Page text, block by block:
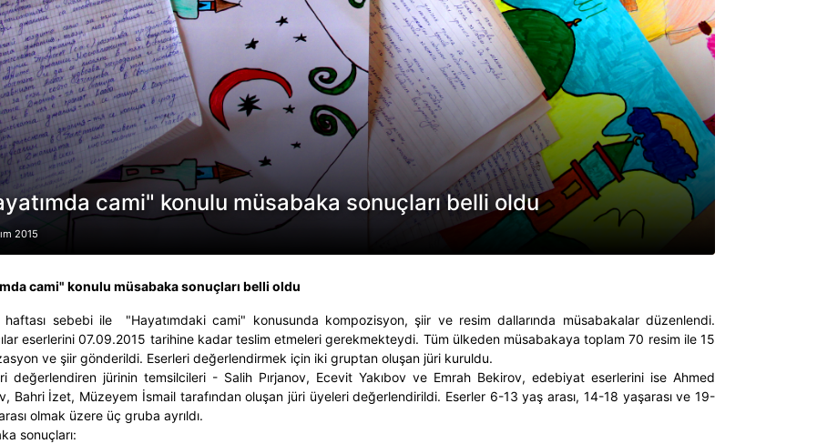
cami" konulu müsabaka sonuçları belli oldu
2015
cami" konulu müsabaka sonuçları belli oldu
haftası sebebi ile "Hayatımdaki cami" konusunda kompozisyon, şiir ve resim dallarında müsabakalar düzenlendi.
eserlerini 07.09.2015 tarihine kadar teslim etmeleri gerekmekteydi. Tüm ülkeden müsabakaya toplam 70 resim ile 15
ve şiir gönderildi. Eserleri değerlendirmek için iki gruptan oluşan jüri kuruldu.
değerlendiren jürinin temsilcileri - Salih Pırjanov, Ecevit Yakıbov ve Emrah Bekirov, edebiyat eserlerini ise Ahmed
Bahri İzet, Müzeyem İsmail tarafından oluşan jüri üyeleri değerlendirildi. Eserler 6-13 yaş arası, 14-18 yaşarası ve 19-
olmak üzere üç gruba ayrıldı.
sonuçları: